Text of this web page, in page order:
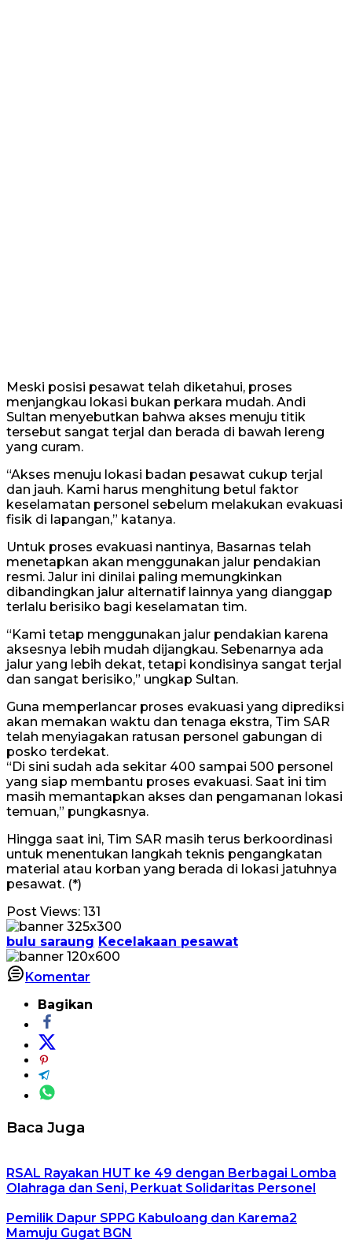
Meski posisi pesawat telah diketahui, proses
menjangkau lokasi bukan perkara mudah. Andi
Sultan menyebutkan bahwa akses menuju titik
tersebut sangat terjal dan berada di bawah lereng
yang curam.
“Akses menuju lokasi badan pesawat cukup terjal
dan jauh. Kami harus menghitung betul faktor
keselamatan personel sebelum melakukan evakuasi
fisik di lapangan,” katanya.
Untuk proses evakuasi nantinya, Basarnas telah
menetapkan akan menggunakan jalur pendakian
resmi. Jalur ini dinilai paling memungkinkan
dibandingkan jalur alternatif lainnya yang dianggap
terlalu berisiko bagi keselamatan tim.
“Kami tetap menggunakan jalur pendakian karena
aksesnya lebih mudah dijangkau. Sebenarnya ada
jalur yang lebih dekat, tetapi kondisinya sangat terjal
dan sangat berisiko,” ungkap Sultan.
Guna memperlancar proses evakuasi yang diprediksi
akan memakan waktu dan tenaga ekstra, Tim SAR
telah menyiagakan ratusan personel gabungan di
posko terdekat.
“Di sini sudah ada sekitar 400 sampai 500 personel
yang siap membantu proses evakuasi. Saat ini tim
masih memantapkan akses dan pengamanan lokasi
temuan,” pungkasnya.
Hingga saat ini, Tim SAR masih terus berkoordinasi
untuk menentukan langkah teknis pengangkatan
material atau korban yang berada di lokasi jatuhnya
pesawat. (*)
Post Views: 131
bulu saraung Kecelakaan pesawat
Komentar
Bagikan
Baca Juga
RSAL Rayakan HUT ke 49 dengan Berbagai Lomba
Olahraga dan Seni, Perkuat Solidaritas Personel
Pemilik Dapur SPPG Kabuloang dan Karema2
Mamuju Gugat BGN